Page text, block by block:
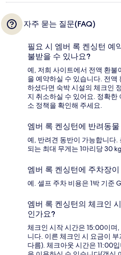
자주 묻는 질문(FAQ)
필요 시 엠버 록 켄싱턴 예
불받을 수 있나요?
예, 저희 사이트에서 전액 환불
을 예약하실 수 있습니다. 전
하셨다면 숙박 시설의 체크인
지 취소하실 수 있어요. 정확한
소 정책을 확인해 주세요.
엠버 록 켄싱턴에 반려동
예, 반려견 동반이 가능합니다.
되는 최대 무게는 1마리당 30
엠버 록 켄싱턴에 주차장
예. 셀프 주차 비용은 1박 기준
엠버 록 켄싱턴의 체크인
인가요?
체크인 시작 시간은 15:00이며
니다. 이른 체크인 시 요금이
다름). 체크아웃 시간은 11:00